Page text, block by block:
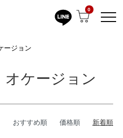
0
ージョン
オケージョン
おすすめ順 価格順 新着順